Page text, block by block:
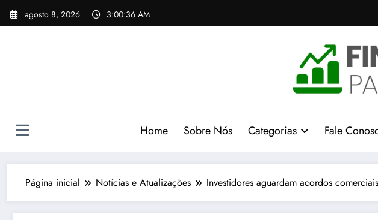
Pular
para
agosto 8, 2026 3:00:37 AM
Home Sobre Nós Categorias Fale
Página inicial Notícias e Atualizações Investidores aguardam acordos